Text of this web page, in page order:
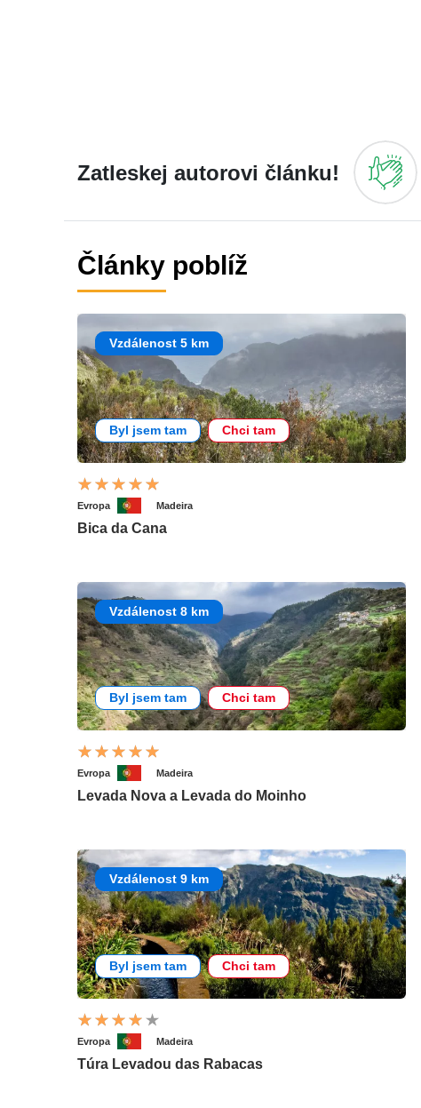
Zatleskej autorovi článku!
Články poblíž
Vzdálenost 5 km
Byl jsem tam Chci tam
Evropa Madeira
Bica da Cana
Vzdálenost 8 km
Byl jsem tam Chci tam
Evropa Madeira
Levada Nova a Levada do Moinho
Vzdálenost 9 km
Byl jsem tam Chci tam
Evropa Madeira
Túra Levadou das Rabacas